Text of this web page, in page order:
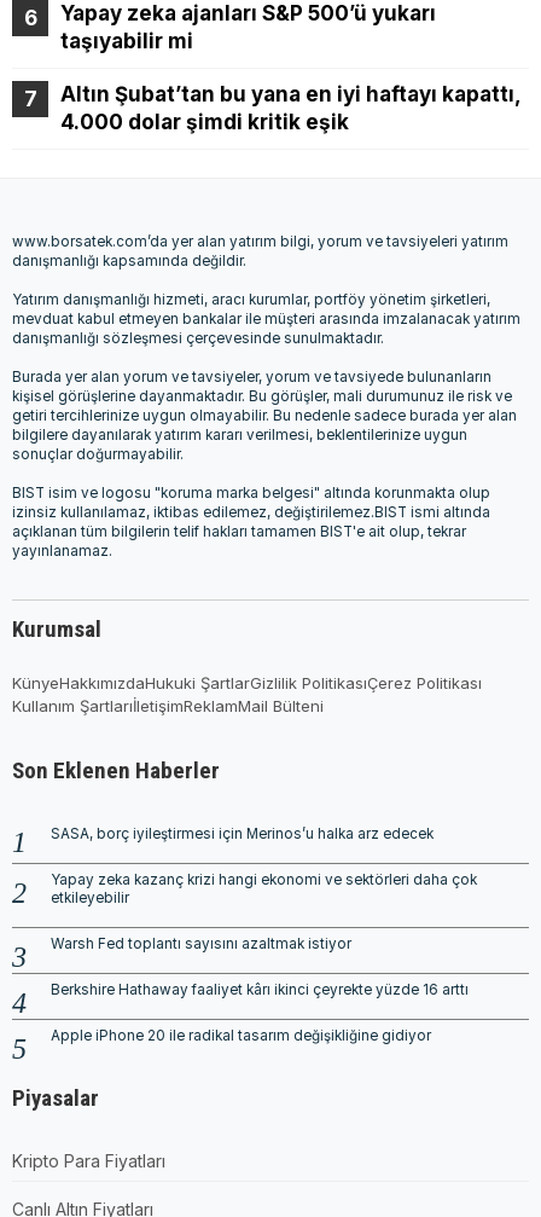
Yapay zeka ajanları S&P 500’ü yukarı
taşıyabilir mi
Altın Şubat’tan bu yana en iyi haftayı kapattı,
4.000 dolar şimdi kritik eşik
www.borsatek.com’da yer alan yatırım bilgi, yorum ve tavsiyeleri yatırım
danışmanlığı kapsamında değildir.
Yatırım danışmanlığı hizmeti, aracı kurumlar, portföy yönetim şirketleri,
mevduat kabul etmeyen bankalar ile müşteri arasında imzalanacak yatırım
danışmanlığı sözleşmesi çerçevesinde sunulmaktadır.
Burada yer alan yorum ve tavsiyeler, yorum ve tavsiyede bulunanların
kişisel görüşlerine dayanmaktadır. Bu görüşler, mali durumunuz ile risk ve
getiri tercihlerinize uygun olmayabilir. Bu nedenle sadece burada yer alan
bilgilere dayanılarak yatırım kararı verilmesi, beklentilerinize uygun
sonuçlar doğurmayabilir.
BIST isim ve logosu "koruma marka belgesi" altında korunmakta olup
izinsiz kullanılamaz, iktibas edilemez, değiştirilemez.BIST ismi altında
açıklanan tüm bilgilerin telif hakları tamamen BIST'e ait olup, tekrar
yayınlanamaz.
Kurumsal
KünyeHakkımızdaHukuki ŞartlarGizlilik PolitikasıÇerez Politikası
Kullanım ŞartlarıİletişimReklamMail Bülteni
Son Eklenen Haberler
SASA, borç iyileştirmesi için Merinos’u halka arz edecek
Yapay zeka kazanç krizi hangi ekonomi ve sektörleri daha çok
etkileyebilir
Warsh Fed toplantı sayısını azaltmak istiyor
Berkshire Hathaway faaliyet kârı ikinci çeyrekte yüzde 16 arttı
Apple iPhone 20 ile radikal tasarım değişikliğine gidiyor
Piyasalar
Kripto Para Fiyatları
Canlı Altın Fiyatları